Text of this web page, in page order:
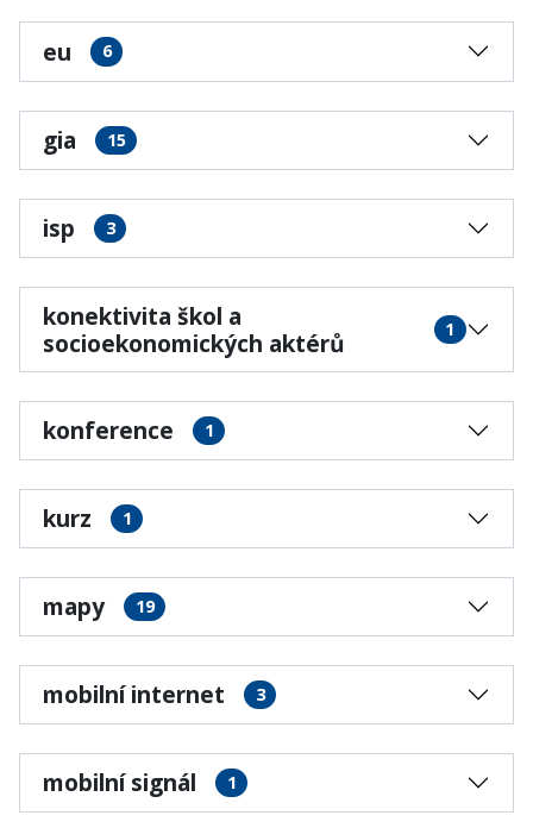
eu 6
gia 15
isp 3
konektivita škol a
socioekonomických aktérů
1
konference 1
kurz 1
mapy 19
mobilní internet 3
mobilní signál 1